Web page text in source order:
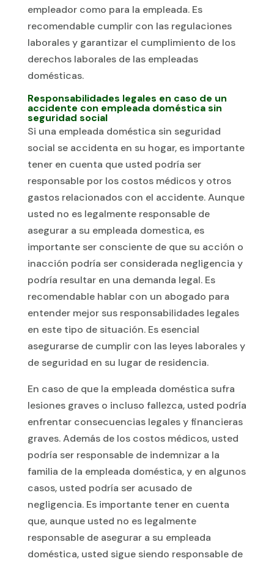
empleador como para la empleada. Es
recomendable cumplir con las regulaciones
laborales y garantizar el cumplimiento de los
derechos laborales de las empleadas
domésticas.
Responsabilidades legales en caso de un
accidente con empleada doméstica sin
seguridad social
Si una empleada doméstica sin seguridad
social se accidenta en su hogar, es importante
tener en cuenta que usted podría ser
responsable por los costos médicos y otros
gastos relacionados con el accidente. Aunque
usted no es legalmente responsable de
asegurar a su empleada domestica, es
importante ser consciente de que su acción o
inacción podría ser considerada negligencia y
podría resultar en una demanda legal. Es
recomendable hablar con un abogado para
entender mejor sus responsabilidades legales
en este tipo de situación. Es esencial
asegurarse de cumplir con las leyes laborales y
de seguridad en su lugar de residencia.
En caso de que la empleada doméstica sufra
lesiones graves o incluso fallezca, usted podría
enfrentar consecuencias legales y financieras
graves. Además de los costos médicos, usted
podría ser responsable de indemnizar a la
familia de la empleada doméstica, y en algunos
casos, usted podría ser acusado de
negligencia. Es importante tener en cuenta
que, aunque usted no es legalmente
responsable de asegurar a su empleada
doméstica, usted sigue siendo responsable de